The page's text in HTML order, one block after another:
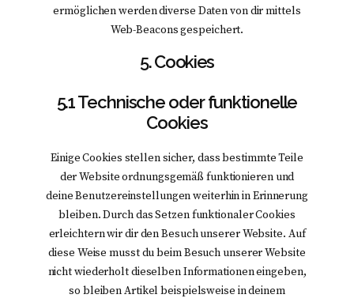
ermöglichen werden diverse Daten von dir mittels
Web-Beacons gespeichert.
5. Cookies
5.1 Technische oder funktionelle
Cookies
Einige Cookies stellen sicher, dass bestimmte Teile
der Website ordnungsgemäß funktionieren und
deine Benutzereinstellungen weiterhin in Erinnerung
bleiben. Durch das Setzen funktionaler Cookies
erleichtern wir dir den Besuch unserer Website. Auf
diese Weise musst du beim Besuch unserer Website
nicht wiederholt dieselben Informationen eingeben,
so bleiben Artikel beispielsweise in deinem